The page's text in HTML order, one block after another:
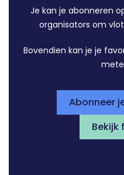
Je kan je abonneren
organisators om
Bovendien kan je je
Abonneer
Bekijk